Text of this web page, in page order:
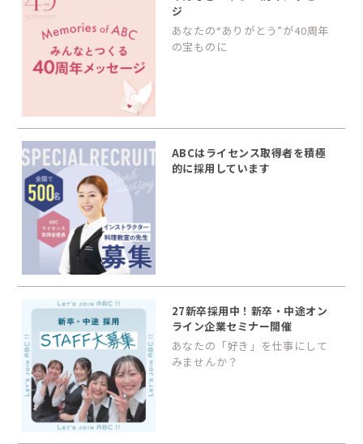
ジ
あなたの“ありがとう”が40周年
の宝ものに
ABCはライセンス取得者を積極
的に採用しています
27新卒採用中！新卒・中途オン
ライン企業セミナー開催
あなたの「好き」を仕事にして
みませんか？